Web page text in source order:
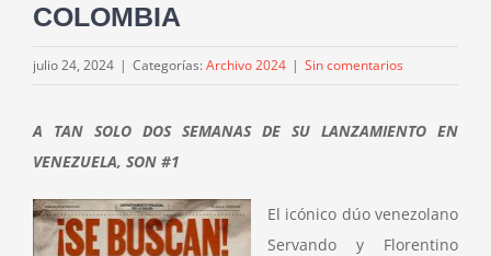
COLOMBIA
julio 24, 2024 | Categorías: Archivo 2024 | Sin comentarios
A TAN SOLO DOS SEMANAS DE SU LANZAMIENTO EN
VENEZUELA, SON #1
El icónico dúo venezolano
Servando y Florentino